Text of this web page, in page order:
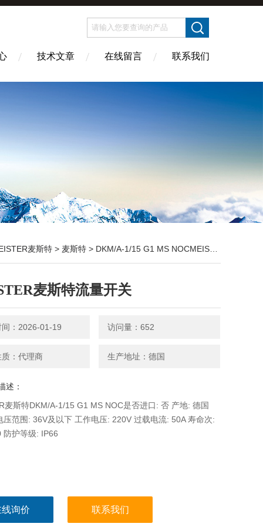
技术文章 在线留言 联系我们
麦斯特 > 麦斯特 > DKM/A-1/15 G1 MS NOCMEISTER麦斯特流量开关
麦斯特流量开关
间：2026-01-19 访问量：652
：代理商 生产地址：德国
述：
麦斯特DKM/A-1/15 G1 MS NOC是否进口: 否 产地: 德国
压范围: 36V及以下 工作电压: 220V 过载电流: 50A 寿命次:
防护等级: IP66
询价 联系我们